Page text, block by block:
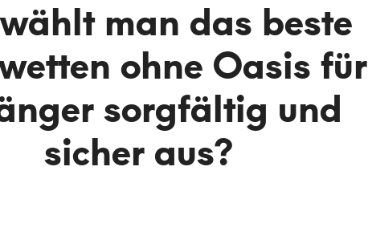
man das beste
ohne Oasis für
sorgfältig und
sicher aus?